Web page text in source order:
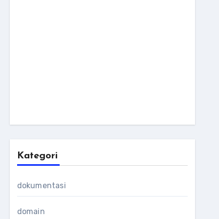
Kategori
dokumentasi
domain